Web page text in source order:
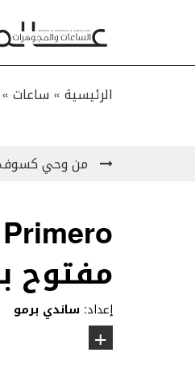
الرئيسية » ساعات»
من وحي كسوف
مفتوح
إعداد: ساندي برمو